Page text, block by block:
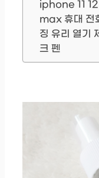
iphone 11
max 휴대 전
징 유리 열기
크 펜